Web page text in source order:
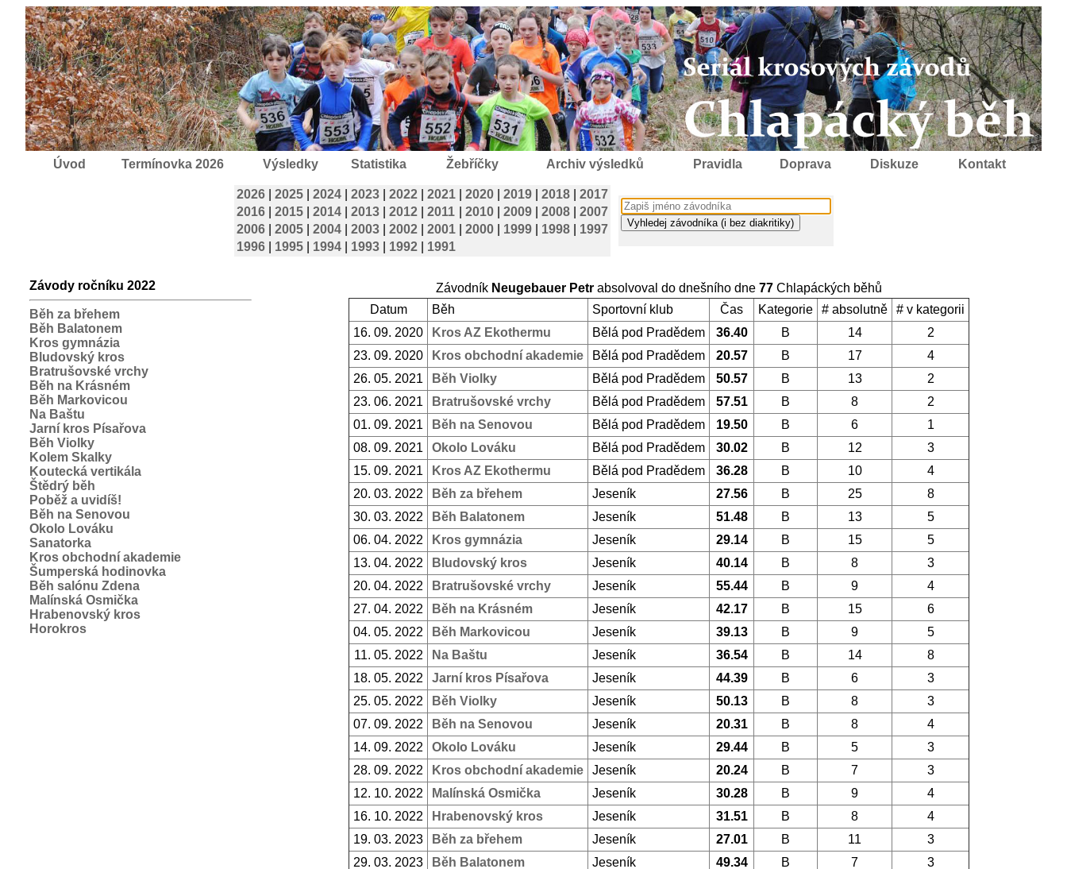
Úvod Termínovka 2026 Výsledky Statistika Žebříčky Archiv výsledků Pravidla Doprava Diskuze Kontakt
2026 2025 2024 2023 2022 2021 2020 2019 2018
2017
2016
2015 2014 2013 2012 2011 2010 2009 2008
2007
2006
2005 2004 2003 2002 2001 2000 1999 1998
1997
1996
1995 1994 1993 1992 1991
Závody ročníku 2022
Běh za břehem
Běh Balatonem
Kros gymnázia
Bludovský kros
Bratrušovské vrchy
Běh na Krásném
Běh Markovicou
Na Baštu
Jarní kros Písařova
Běh Violky
Kolem Skalky
Koutecká vertikála
Štědrý běh
Poběž a uvidíš!
Běh na Senovou
Okolo Lováku
Sanatorka
Kros obchodní akademie
Šumperská hodinovka
Běh salónu Zdena
Malínská Osmička
Hrabenovský kros
Horokros
Závodník Neugebauer Petr absolvoval do dnešního dne 77 Chlapáckých běhů
Datum
Běh Sportovní klub Čas Kategorie # absolutně
# v kategorii
16. 09. 2020
Kros AZ Ekothermu Bělá pod Pradědem 36.40 B 14
2
23. 09. 2020
Kros obchodní akademie Bělá pod Pradědem 20.57 B 17
4
26. 05. 2021
Běh Violky Bělá pod Pradědem 50.57 B 13
2
23. 06. 2021
Bratrušovské vrchy Bělá pod Pradědem 57.51 B 8
2
01. 09. 2021
Běh na Senovou Bělá pod Pradědem 19.50 B 6
1
08. 09. 2021
Okolo Lováku Bělá pod Pradědem 30.02 B 12
3
15. 09. 2021
Kros AZ Ekothermu Bělá pod Pradědem 36.28 B 10
4
20. 03. 2022
Běh za břehem Jeseník 27.56 B 25
8
30. 03. 2022
Běh Balatonem Jeseník 51.48 B 13
5
06. 04. 2022
Kros gymnázia Jeseník 29.14 B 15
5
13. 04. 2022
Bludovský kros Jeseník 40.14 B 8
3
20. 04. 2022
Bratrušovské vrchy Jeseník 55.44 B 9
4
27. 04. 2022
Běh na Krásném Jeseník 42.17 B 15
6
04. 05. 2022
Běh Markovicou Jeseník 39.13 B 9
5
11. 05. 2022
Na Baštu Jeseník 36.54 B 14
8
18. 05. 2022
Jarní kros Písařova Jeseník 44.39 B 6
3
25. 05. 2022
Běh Violky Jeseník 50.13 B 8
3
07. 09. 2022
Běh na Senovou Jeseník 20.31 B 8
4
14. 09. 2022
Okolo Lováku Jeseník 29.44 B 5
3
28. 09. 2022
Kros obchodní akademie Jeseník 20.24 B 7
3
12. 10. 2022
Malínská Osmička Jeseník 30.28 B 9
4
16. 10. 2022
Hrabenovský kros Jeseník 31.51 B 8
4
19. 03. 2023
Běh za břehem Jeseník 27.01 B 11
3
29. 03. 2023
Běh Balatonem Jeseník 49.34 B 7
3